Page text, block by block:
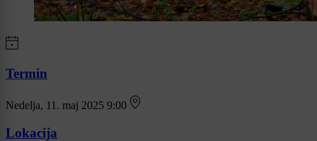
Termin
Nedelja, 11. maj 2025 9:00
Lokacija